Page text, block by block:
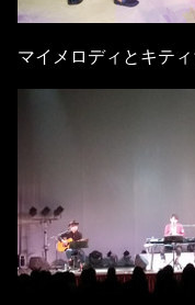
マイメロディとキテ